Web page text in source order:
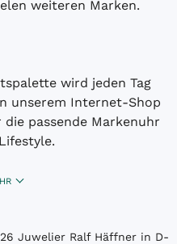
weiteren Marken.
wird jeden Tag
unserem Internet-Shop
passende Markenuhr
Juwelier Ralf Häffner in D-